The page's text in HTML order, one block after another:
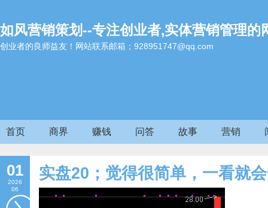
如风营销策划--专注创业者,实体营销管理的
创业者的良师益友！网站联系邮箱；928951747@qq.com
首页 商界 赚钱 问答 故事 营销
01
2026
06
实盘20；觉得很简单，一看就